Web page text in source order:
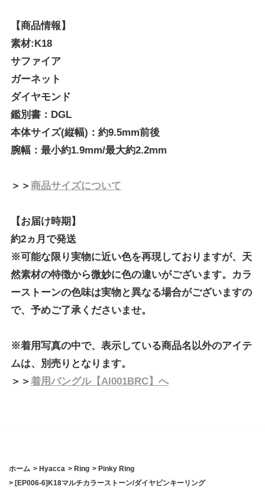
【商品情報】
素材:K18
サファイア
ガーネット
ダイヤモンド
鑑別書：DGL
本体サイズ(縦幅)：約9.5mm前後
腕幅：最小約1.9mm/最大約2.2mm
＞＞商品サイズについて
【お届け時期】
約2ヵ月で発送
※可能な限り実物に近い色を再現しておりますが、天
然素材の特徴から微妙に色の違いがございます。カラ
ーストーンの色味は実物と異なる場合がございますの
で、予めご了承くださいませ。
※着用写真の中で、表示している商品名以外のアイテ
ムは、別売りとなります。
＞＞着用バングル【AI001BRC】へ
ホーム > Hyacca > Ring > Pinky Ring
> [EP006-6]K18マルチカラーストーン/ダイヤピンキーリング